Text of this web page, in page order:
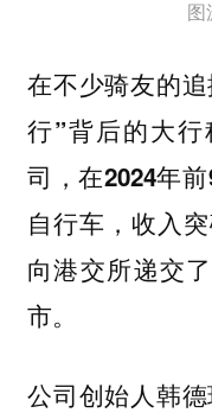
图
在不少骑友的追
行”背后的大
司，在2024年
自行车，收入
向港交所递交
市。
公司创始人韩